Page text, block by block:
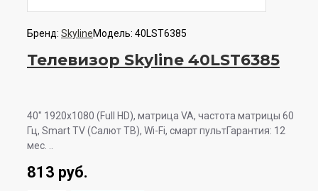
Бренд: SkylineМодель: 40LST6385
Телевизор Skyline 40LST6385
40" 1920x1080 (Full HD), матрица VA, частота матрицы 60
Гц, Smart TV (Салют ТВ), Wi-Fi, смарт пультГарантия: 12
мес. ..
813 руб.